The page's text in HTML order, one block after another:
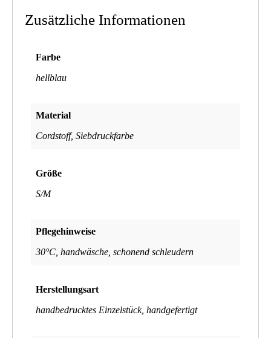
Zusätzliche Informationen
Farbe
hellblau
Material
Cordstoff, Siebdruckfarbe
Größe
S/M
Pflegehinweise
30°C, handwäsche, schonend schleudern
Herstellungsart
handbedrucktes Einzelstück, handgefertigt